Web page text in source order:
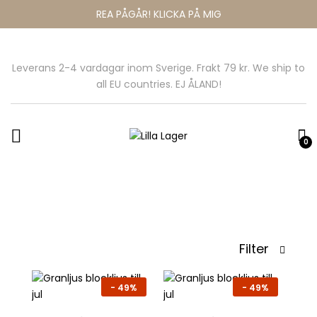
REA PÅGÅR! KLICKA PÅ MIG
Leverans 2-4 vardagar inom Sverige. Frakt 79 kr. We ship to
all EU countries. EJ ÅLAND!
0
Filter
- 49% - 49%